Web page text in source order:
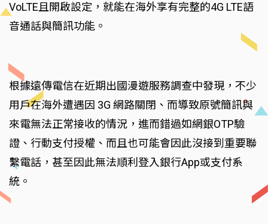
VoLTE且開啟設定，就能在海外享有完整的4G LTE語
音通話與簡訊功能。
根據遠傳電信在近期出國漫遊服務調查中發現，不少
用戶在海外遭遇因 3G 網路關閉、而導致原號簡訊與
來電無法正常接收的情況，進而錯過如網銀OTP驗
證、行動支付授權、而且也可能會因此沒接到重要聯
繫電話，甚至因此無法順利登入銀行App或支付系
統。